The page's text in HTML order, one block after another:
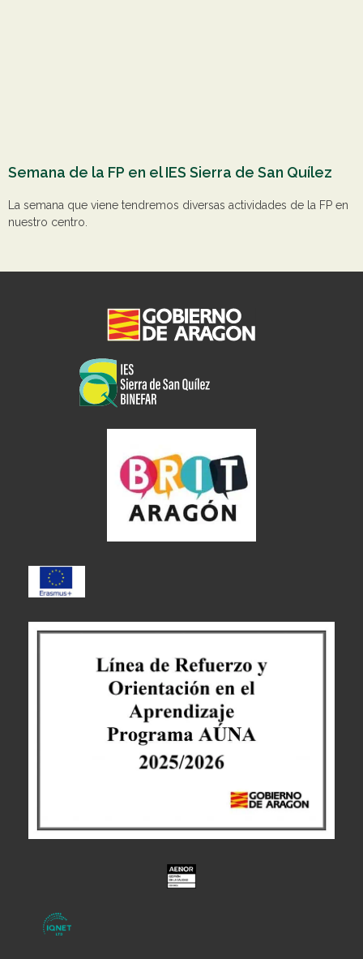
Semana de la FP en el IES Sierra de San Quílez
La semana que viene tendremos diversas actividades de la FP en
nuestro centro.